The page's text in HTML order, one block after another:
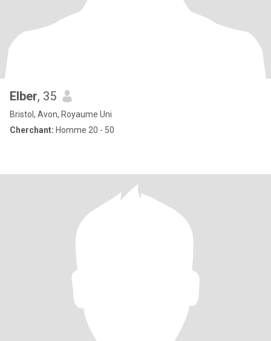
Elber, 35
Bristol, Avon, Royaume Uni
Cherchant: Homme 20 - 50